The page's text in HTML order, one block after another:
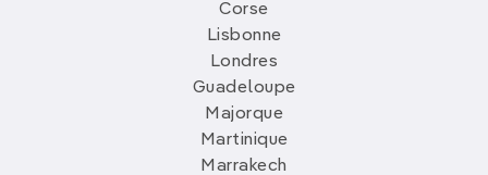
Corse
Lisbonne
Londres
Guadeloupe
Majorque
Martinique
Marrakech